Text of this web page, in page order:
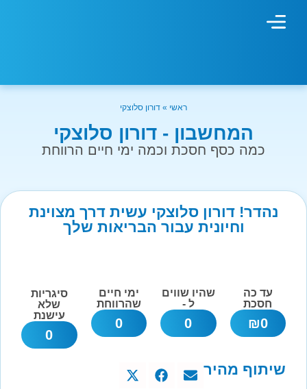
ראשי » דורון סלוצקי
המחשבון - דורון סלוצקי
כמה כסף חסכת וכמה ימי חיים הרווחת
נהדר! דורון סלוצקי עשית דרך מצוינת
וחיונית עבור הבריאות שלך
עד כה
חסכת
0
₪
שהיו שווים
ל -
0
ימי חיים
שהרווחת
0
סיגריות
שלא
עישנת
0
שיתוף מהיר